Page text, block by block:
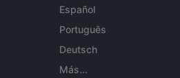
Español
Português
Deutsch
Más...